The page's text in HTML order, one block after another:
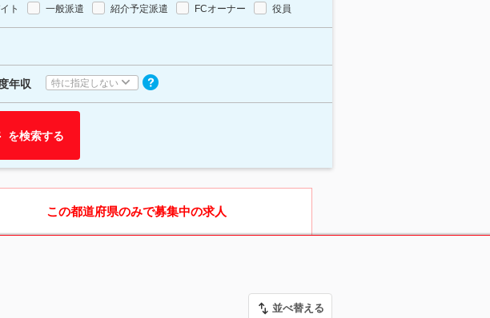
ト 一般派遣 紹介予定派遣 FCオーナー 役員
年収 特に指定しない
を検索する
この都道府県のみで募集中の求人
並べ替える